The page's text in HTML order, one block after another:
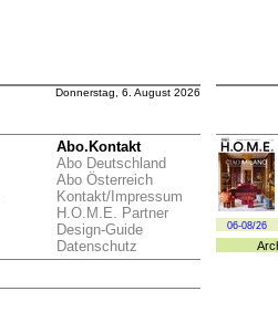
Donnerstag, 6. August 2026
Abo.Kontakt
Abo Deutschland
Abo Österreich
Kontakt/Impressum
H.O.M.E. Partner
Design-Guide
Datenschutz
06-08/26